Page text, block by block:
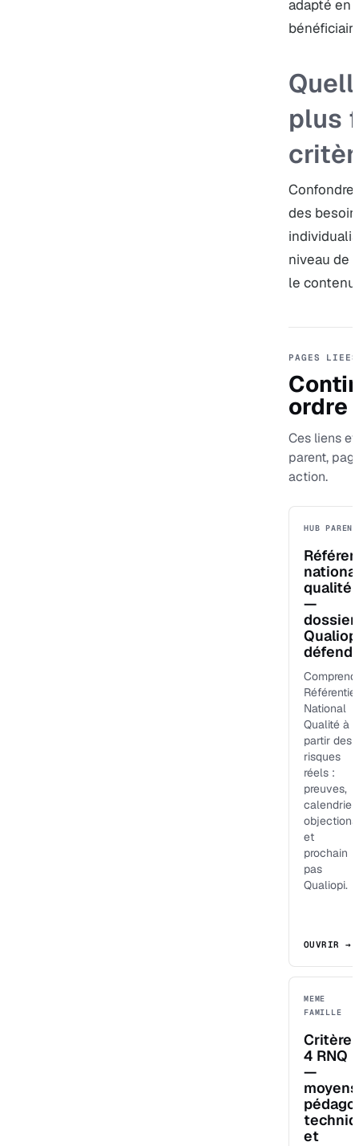
adapté en
plus
Confondre
des
niveau de
le contenu
PAGES LIEES
ordre
Ces liens
parent,
action.
HUB PARENT
national
qualité
—
dossier
Référentiel
National
Qualité à
partir des
risques
réels :
preuves,
calendrier,
objections
et
prochain
pas
Qualiopi.
OUVRIR →
MEME
FAMILLE
Critère
4 RNQ
—
moyens
et